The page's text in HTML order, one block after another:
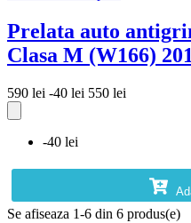
Prelata auto
Clasa M (W166)
590 lei -40 lei 550 lei
-40 lei
Se afiseaza 1-6 din 6 produs(e)